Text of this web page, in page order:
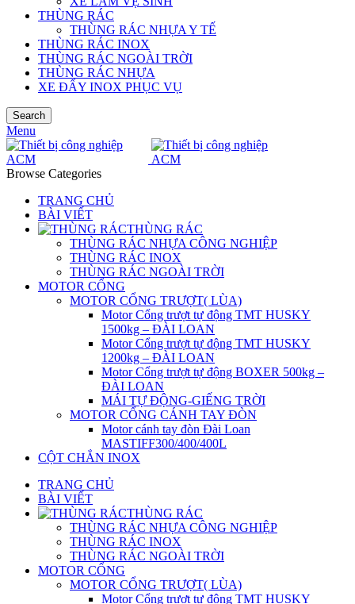
THÙNG RÁC
THÙNG RÁC NHỰA Y TẾ
THÙNG RÁC INOX
THÙNG RÁC NGOÀI TRỜI
THÙNG RÁC NHỰA
XE ĐẨY INOX PHỤC VỤ
Search
Menu
Browse Categories
TRANG CHỦ
BÀI VIẾT
THÙNG RÁC
THÙNG RÁC NHỰA CÔNG NGHIỆP
THÙNG RÁC INOX
THÙNG RÁC NGOÀI TRỜI
MOTOR CỔNG
MOTOR CỔNG TRƯỢT( LÙA)
Motor Cổng trượt tự động TMT HUSKY
1500kg – ĐÀI LOAN
Motor Cổng trượt tự động TMT HUSKY
1200kg – ĐÀI LOAN
Motor Cổng trượt tự động BOXER 500kg –
ĐÀI LOAN
MÁI TỰ ĐỘNG-GIẾNG TRỜI
MOTOR CỔNG CÁNH TAY ĐÒN
Motor cánh tay đòn Đài Loan
MASTIFF300/400/400L
CỘT CHẮN INOX
TRANG CHỦ
BÀI VIẾT
THÙNG RÁC
THÙNG RÁC NHỰA CÔNG NGHIỆP
THÙNG RÁC INOX
THÙNG RÁC NGOÀI TRỜI
MOTOR CỔNG
MOTOR CỔNG TRƯỢT( LÙA)
Motor Cổng trượt tự động TMT HUSKY